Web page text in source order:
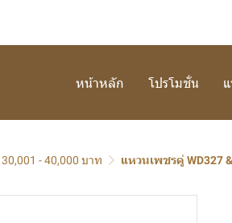
หน้าหลัก โปรโมชั่น
- 40,000 บาท แหวนเพชรคู่ WD327